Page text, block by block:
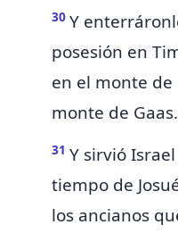
30 Y
posesión en
en el monte
monte de Gaas.
31 Y sirvió Israel
tiempo de
los ancianos